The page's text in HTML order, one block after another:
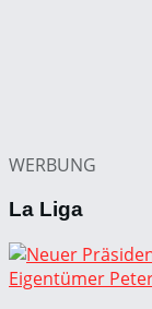
WERBUNG
La Liga